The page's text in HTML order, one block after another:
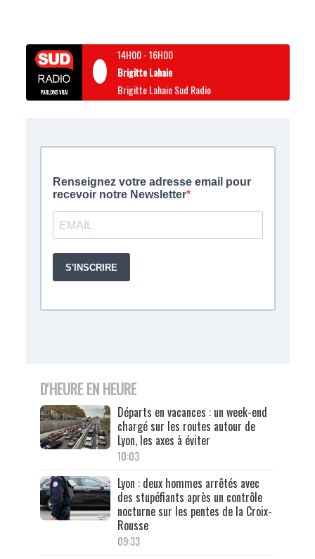
14H00-16H00
Brigitte Lahaie
Brigitte Lahaie Sud Radio
D'HEURE EN HEURE
Départs en vacances : un week-end
chargé sur les routes autour de
Lyon, les axes à éviter
10:03
Lyon : deux hommes arrêtés avec
des stupéfiants après un contrôle
nocturne sur les pentes de la Croix-
Rousse
09:33